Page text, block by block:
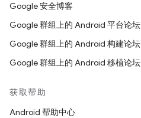
Google 安全博客
Google 群组上的 Android 平台论坛
Google 群组上的 Android 构建论坛
Google 群组上的 Android 移植论坛
获取帮助
Android 帮助中心